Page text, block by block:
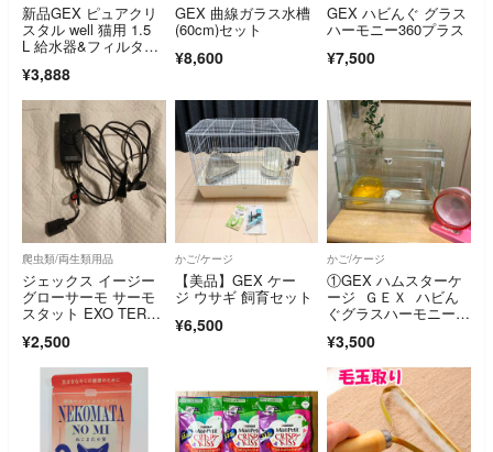
新品GEX ピュアクリ
スタル well 猫用 1.5
L 給水器&フィルター
¥3,888
GEX 曲線ガラス水槽
(60cm)セット
¥8,600
GEX ハビんぐ グラス
ハーモニー360プラス
¥7,500
爬虫類/両生類用品
ジェックス イージー
グローサーモ サーモ
スタット EXO TERR
¥2,500
かご/ケージ
【美品】GEX ケー
ジ ウサギ 飼育セット
¥6,500
かご/ケージ
①GEX ハムスターケ
ージ ＧＥＸ ハビん
ぐグラスハーモニー3
モニー360プラス
¥3,500